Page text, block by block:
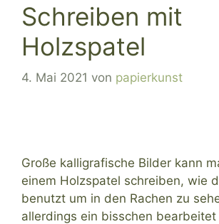
Schreiben mit
Holzspatel
4. Mai 2021 von papierkunst
Große kalligrafische Bilder kann
einem Holzspatel schreiben, wie
benutzt um in den Rachen zu
allerdings ein bisschen